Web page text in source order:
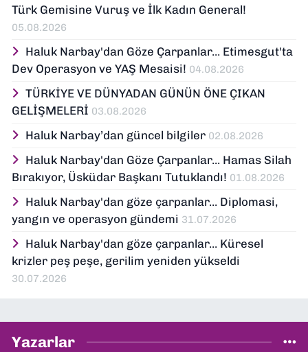
Türk Gemisine Vuruş ve İlk Kadın General!
05.08.2026
Haluk Narbay'dan Göze Çarpanlar... Etimesgut'ta
Dev Operasyon ve YAŞ Mesaisi! 04.08.2026
TÜRKİYE VE DÜNYADAN GÜNÜN ÖNE ÇIKAN
GELİŞMELERİ 03.08.2026
Haluk Narbay’dan güncel bilgiler 02.08.2026
Haluk Narbay'dan Göze Çarpanlar... Hamas Silah
Bırakıyor, Üsküdar Başkanı Tutuklandı! 01.08.2026
Haluk Narbay'dan göze çarpanlar... Diplomasi,
yangın ve operasyon gündemi 31.07.2026
Haluk Narbay'dan göze çarpanlar... Küresel
krizler peş peşe, gerilim yeniden yükseldi
30.07.2026
Yazarlar